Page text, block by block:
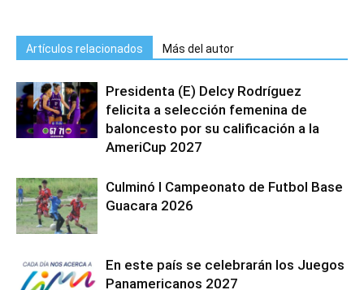
Artículos relacionados Más del autor
Presidenta (E) Delcy Rodríguez
felicita a selección femenina de
baloncesto por su calificación a la
AmeriCup 2027
Culminó I Campeonato de Futbol Base
Guacara 2026
En este país se celebrarán los Juegos
Panamericanos 2027